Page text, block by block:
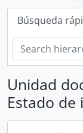
Búsqueda
Unidad
Estado